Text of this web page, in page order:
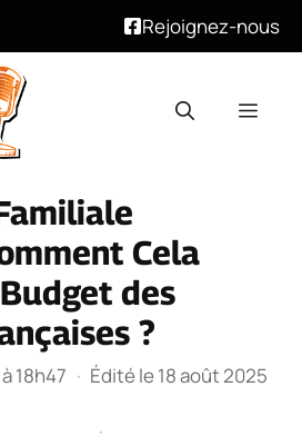
Rejoignez-nous
Cela
des
?
18h47 · Édité le 18 août 2025
·